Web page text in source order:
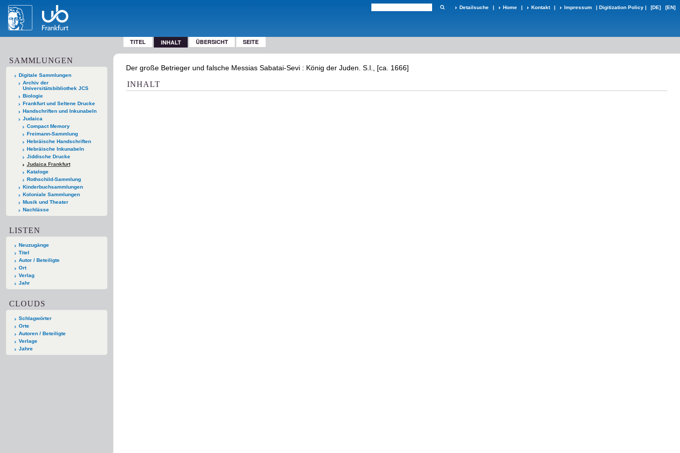
Detailsuche | Home | Kontakt | Impressum | Digitization Policy | [DE] [EN]
TITEL INHALT ÜBERSICHT SEITE
SAMMLUNGEN
Digitale Sammlungen
Archiv der
Universitätsbibliothek JCS
Biologie
Frankfurt und Seltene Drucke
Handschriften und Inkunabeln
Judaica
Compact Memory
Freimann-Sammlung
Hebräische Handschriften
Hebräische Inkunabeln
Jiddische Drucke
Judaica Frankfurt
Kataloge
Rothschild-Sammlung
Kinderbuchsammlungen
Koloniale Sammlungen
Musik und Theater
Nachlässe
LISTEN
Neuzugänge
Titel
Autor / Beteiligte
Ort
Verlag
Jahr
CLOUDS
Schlagwörter
Orte
Autoren / Beteiligte
Verlage
Jahre
Der große Betrieger und falsche Messias Sabatai-Sevi : König der Juden. S.l., [ca. 1666]
INHALT